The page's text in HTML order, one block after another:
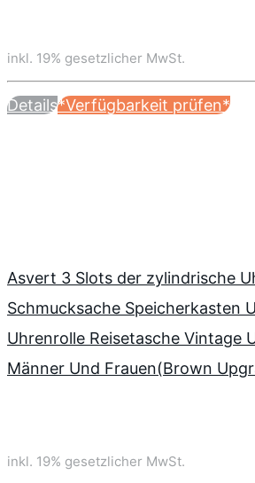
inkl. 19% gesetzlicher MwSt.
Details*Verfügbarkeit prüfen*
Asvert 3 Slots der zylindrische
Schmucksache Speicherkasten
Uhrenrolle Reisetasche Vintage
Männer Und Frauen(Brown
inkl. 19% gesetzlicher MwSt.